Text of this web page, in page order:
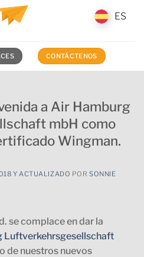
CONTÁCTENOS
a Air Hamburg
mbH como
Wingman.
Y ACTUALIZADO PORSONNIE
se complace en dar la
Luftverkehrsgesellschaft
de nuestros nuevos
ES
ES